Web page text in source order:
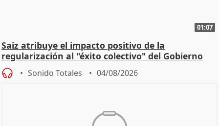
01:07
Saiz atribuye el impacto positivo de la
regularización al "éxito colectivo" del Gobierno
Sonido Totales 04/08/2026